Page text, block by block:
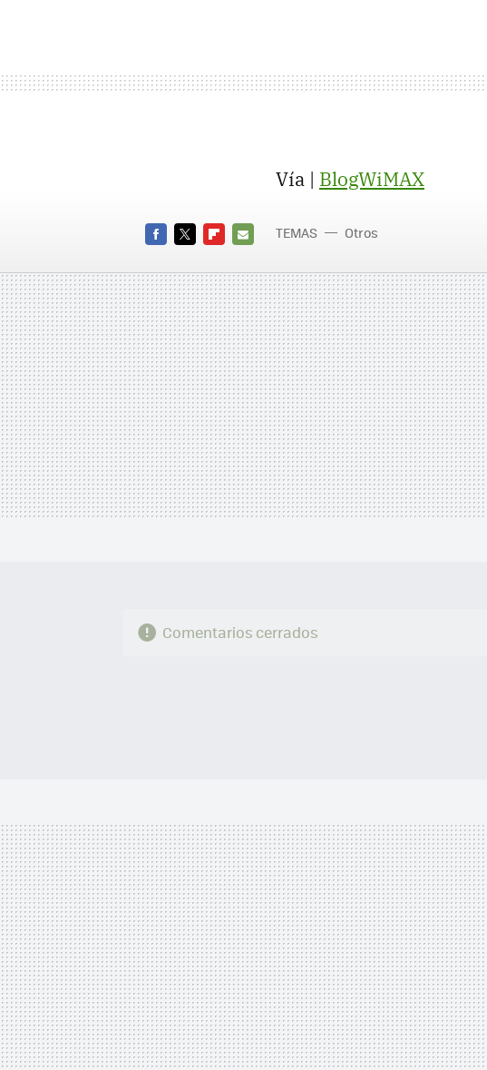
Vía | BlogWiMAX
MAIL
TEMAS Otros
Comentarios cerrados